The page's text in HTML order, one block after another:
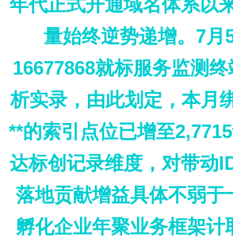
年代正式开通域名体系以
量始终逆势递增。7月
16677868就标服务监测
析实录，由此划定，本月
**的索引点位已增至
达标创记录维度，对带动
落地贡献增益具体不弱于
孵化企业年聚业务框架计